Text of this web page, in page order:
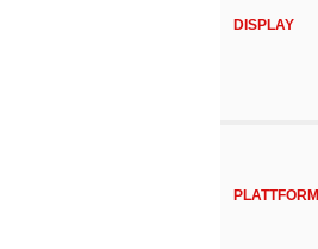
DISPLAY
PLATTFORM